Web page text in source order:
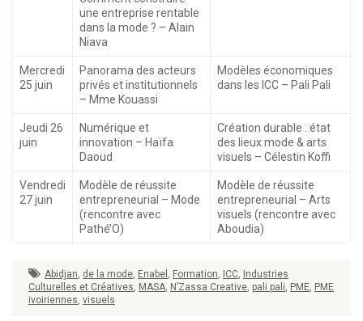
une entreprise rentable
dans la mode ? – Alain
Niava
Mercredi
25 juin
Panorama des acteurs
privés et institutionnels
– Mme Kouassi
Modèles économiques
dans les ICC – Pali Pali
Jeudi 26
juin
Numérique et
innovation – Haïfa
Daoud
Création durable : état
des lieux mode & arts
visuels – Célestin Koffi
Vendredi
27 juin
Modèle de réussite
entrepreneurial – Mode
(rencontre avec
Pathé’O)
Modèle de réussite
entrepreneurial – Arts
visuels (rencontre avec
Aboudia)
Abidjan de la mode Enabel Formation ICC Industries
Culturelles et Créatives MASA N’Zassa Creative pali pali PME PME
ivoiriennes visuels